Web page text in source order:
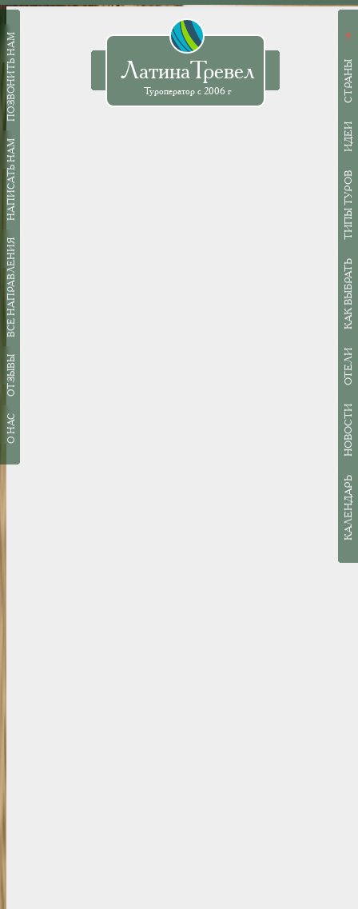
ЛатинаТревел
Туроператор с 2006 г
ПОЗВОНИТЬ НАМ
НАПИСАТЬ НАМ
ВСЕ НАПРАВЛЕНИЯ
ОТЗЫВЫ
О НАС
➜
СТРАНЫ
ИДЕИ
ТИПЫ ТУРОВ
КАК ВЫБРАТЬ
ОТЕЛИ
НОВОСТИ
КАЛЕНДАРЬ